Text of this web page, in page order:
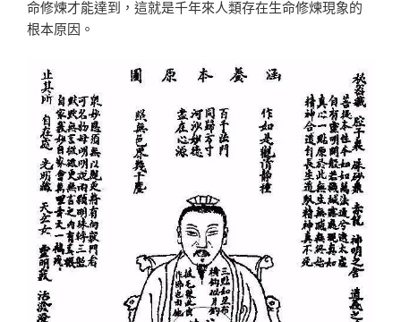
命修煉才能達到，這就是千年來人類存在生命修煉現象的
根本原因。